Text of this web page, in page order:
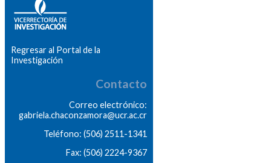
Regresar al Portal de la
Investigación
Contacto
Correo electrónico:
gabriela.chaconzamora@ucr.ac.cr
Teléfono: (506) 2511-1341
Fax: (506) 2224-9367